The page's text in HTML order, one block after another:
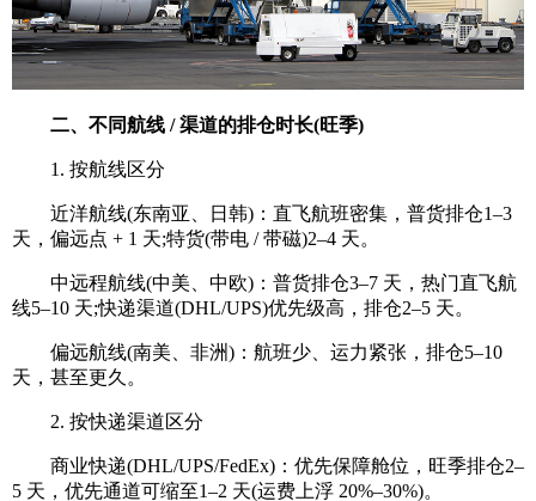
二、不同航线 / 渠道的排仓时长(旺季)
1. 按航线区分
近洋航线(东南亚、日韩)：直飞航班密集，普货排仓1–3
天，偏远点 + 1 天;特货(带电 / 带磁)2–4 天。
中远程航线(中美、中欧)：普货排仓3–7 天，热门直飞航
线5–10 天;快递渠道(DHL/UPS)优先级高，排仓2–5 天。
偏远航线(南美、非洲)：航班少、运力紧张，排仓5–10
天，甚至更久。
2. 按快递渠道区分
商业快递(DHL/UPS/FedEx)：优先保障舱位，旺季排仓2–
5 天，优先通道可缩至1–2 天(运费上浮 20%–30%)。